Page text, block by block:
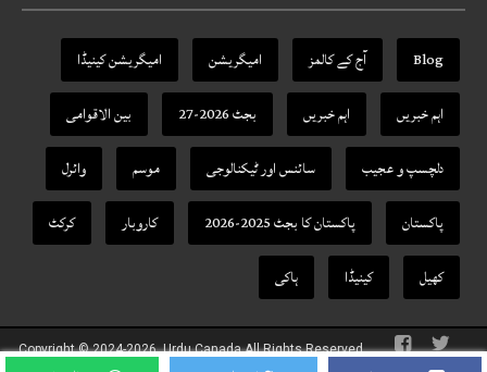
Blog آج کے کالمز امیگریشن
امیگریشن کینیڈا
اہم خبریں
اہم خبریں بجٹ 2026-27
بین الاقوامی
دلچسپ و عجیب
سائنس اور ٹیکنالوجی موسم
وائرل
پاکستان
پاکستان کا بجٹ 2025-2026 کاروبار
کرکٹ
کھیل
کینیڈا ہاکی
Copyright © 2024-2026, Urdu Canada All Rights Reserved.
Theme Designed By
URDU CANADA